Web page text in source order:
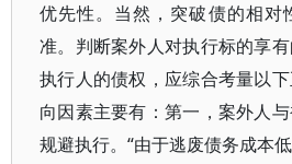
优先性。当然，突破债的相对
准。判断案外人对执行标的享
执行人的债权，应综合考量以
向因素主要有：第一，案外人
规避执行。“由于逃废债务成本